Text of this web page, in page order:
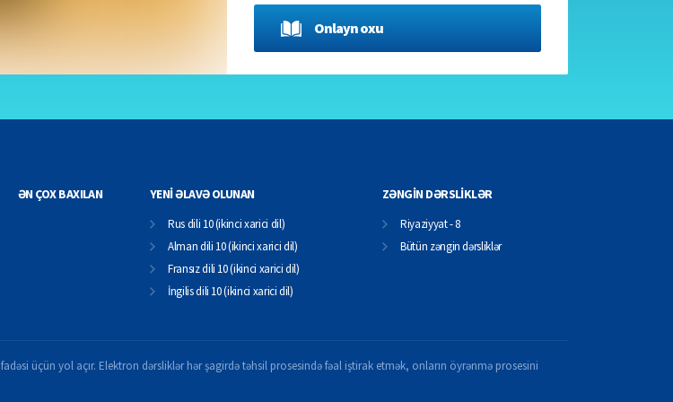
Onlayn oxu
ƏN ÇOX BAXILAN YENİ ƏLAVƏ OLUNAN
Rus dili 10 (ikinci xarici dil)
Alman dili 10 (ikinci xarici dil)
Fransız dili 10 (ikinci xarici dil)
İngilis dili 10 (ikinci xarici dil)
ZƏNGİN DƏRSLİKLƏR
Riyaziyyat - 8
Bütün zəngin dərsliklər
üçün yol açır. Elektron dərsliklər hər şagirdə təhsil prosesində fəal iştirak etmək, onların öyrənmə prosesini